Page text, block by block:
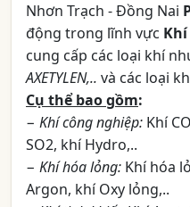
Nhơn Trạch - Đồng Nai
động trong lĩnh vực
cung cấp các loại khí
AXETYLEN,.. và các loại
Cụ thể bao gồm:
− Khí công nghiệp: Khí
SO2, khí Hydro,..
− Khí hóa lỏng: Khí hóa
Argon, khí Oxy lỏng,..